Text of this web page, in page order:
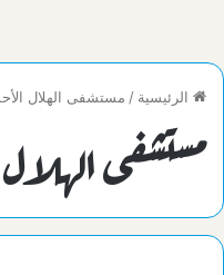
الرئيسية / مستشفى الهلال
مستشفى